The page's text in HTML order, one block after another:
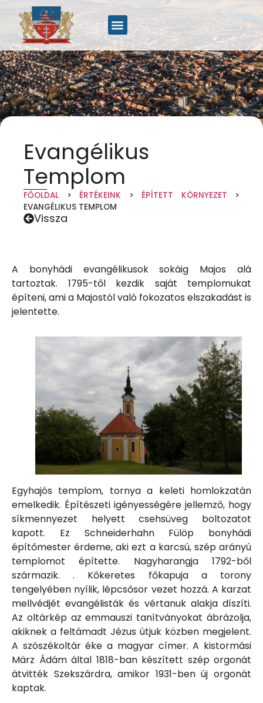
Evangélikus
Templom
FŐOLDAL > ÉRTÉKEINK > ÉPÍTETT KÖRNYEZET >
EVANGÉLIKUS TEMPLOM
Vissza
A bonyhádi evangélikusok sokáig Majos alá
tartoztak. 1795-től kezdik saját templomukat
építeni, ami a Majostól való fokozatos elszakadást is
jelentette.
Egyhajós templom, tornya a keleti homlokzatán
emelkedik. Építészeti igényességére jellemző, hogy
síkmennyezet helyett csehsüveg boltozatot
kapott. Ez Schneiderhahn Fülöp bonyhádi
építőmester érdeme, aki ezt a karcsú, szép arányú
templomot építette. Nagyharangja 1792-ből
származik. . Kőkeretes főkapuja a torony
tengelyében nyílik, lépcsősor vezet hozzá. A karzat
mellvédjét evangélisták és vértanuk alakja díszíti.
Az oltárkép az emmauszi tanítványokat ábrázolja,
akiknek a feltámadt Jézus útjuk közben megjelent.
A szószékoltár éke a magyar címer. A kistormási
März Ádám által 1818-ban készített szép orgonát
átvitték Szekszárdra, amikor 1931-ben új orgonát
kaptak.